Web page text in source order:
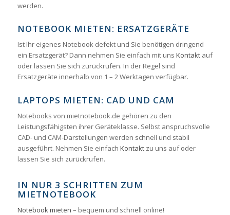
werden.
NOTEBOOK MIETEN: ERSATZGERÄTE
Ist Ihr eigenes Notebook defekt und Sie benötigen dringend
ein Ersatzgerät? Dann nehmen Sie einfach mit uns Kontaktauf
oder lassen Sie sich zurückrufen. In der Regel sind
Ersatzgeräte innerhalb von 1 – 2 Werktagen verfügbar.
LAPTOPS MIETEN: CAD UND CAM
Notebooks von mietnotebook.de gehören zu den
Leistungsfähigsten ihrer Geräteklasse. Selbst anspruchsvolle
CAD- und CAM-Darstellungen werden schnell und stabil
ausgeführt. Nehmen Sie einfach Kontaktzu uns auf oder
lassen Sie sich zurückrufen.
IN NUR 3 SCHRITTEN ZUM
MIETNOTEBOOK
Notebook mieten – bequem und schnell online!